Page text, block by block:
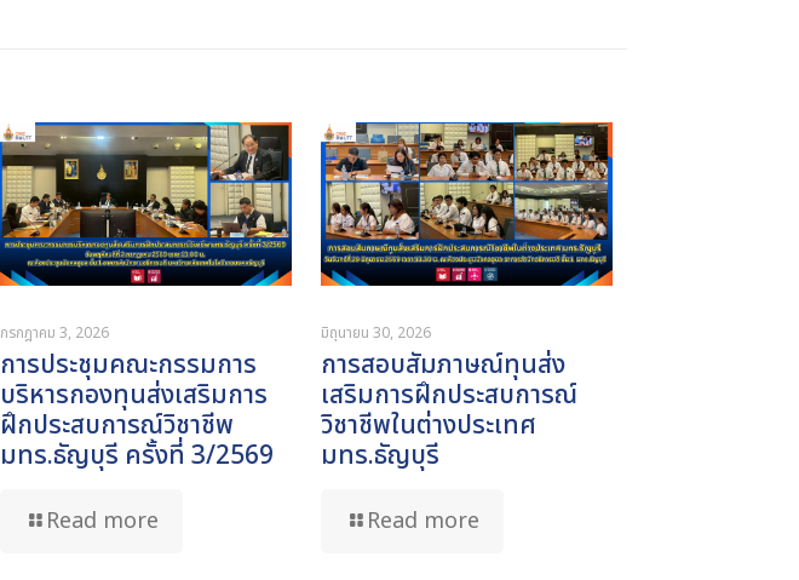
กรกฎาคม 3, 2026
การประชุมคณะกรรมการ
บริหารกองทุนส่งเสริมการ
ฝึกประสบการณ์วิชาชีพ
มทร.ธัญบุรี ครั้งที่ 3/2569
Read more
มิถุนายน 30, 2026
การสอบสัมภาษณ์ทุนส่ง
เสริมการฝึกประสบการณ์
วิชาชีพในต่างประเทศ
มทร.ธัญบุรี
Read more